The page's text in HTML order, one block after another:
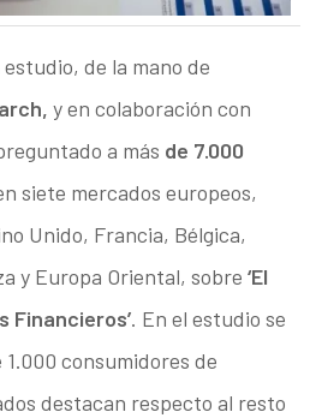
de la mano de
y en colaboración con
a más de 7.000
siete mercados europeos,
Unido, Francia, Bélgica,
y Europa Oriental, sobre ‘El
Financieros’. En el estudio se
consumidores de
destacan respecto al resto